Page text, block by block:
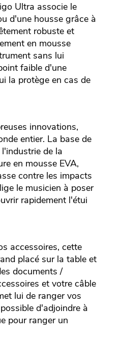
Ultra associe le
d'une housse grâce à
robuste et
en mousse
sans lui
faible d'une
la protège en cas de
innovations,
entier. La base de
de la
en mousse EVA,
contre les impacts
le musicien à poser
rapidement l'étui
accessoires, cette
placé sur la table et
documents /
et votre câble
lui de ranger vos
d'adjoindre à
pour ranger un